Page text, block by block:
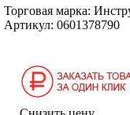
Торговая марка:
Артикул: 0601378790